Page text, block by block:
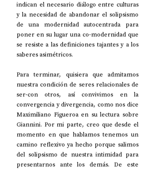
indican el necesario diálogo entre culturas
y la necesidad de abandonar el solipsismo
de una modernidad autocentrada para
poner en su lugar una co-modernidad que
se resiste a las definiciones tajantes y a los
saberes asimétricos.
Para terminar, quisiera que admitamos
nuestra condición de seres relacionales de
ser-con otros, así convivimos en la
convergencia y divergencia, como nos dice
Maximiliano Figueroa en su lectura sobre
Giannini. Por mi parte, creo que desde el
momento en que hablamos tenemos un
camino reflexivo ya hecho porque salimos
del solipsismo de nuestra intimidad para
presentarnos ante los demás. De este